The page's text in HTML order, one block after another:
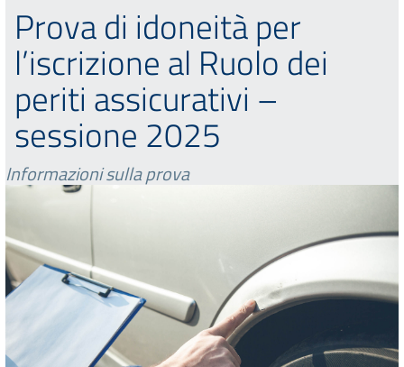
Prova di idoneità per
l’iscrizione al Ruolo dei
periti assicurativi –
sessione 2025
Informazioni sulla prova